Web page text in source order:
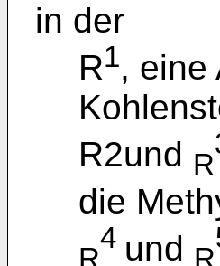
in der
R1, eine
R2und R
die
R
4 und R